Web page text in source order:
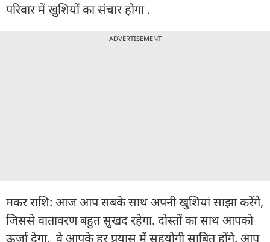
परिवार में खुशियों का संचार होगा .
ADVERTISEMENT
मकर राशि: आज आप सबके साथ अपनी खुशियां साझा करेंगे,
जिससे वातावरण बहुत सुखद रहेगा. दोस्तों का साथ आपको
ऊर्जा देगा. वे आपके हर प्रयास में सहयोगी साबित होंगे. आप